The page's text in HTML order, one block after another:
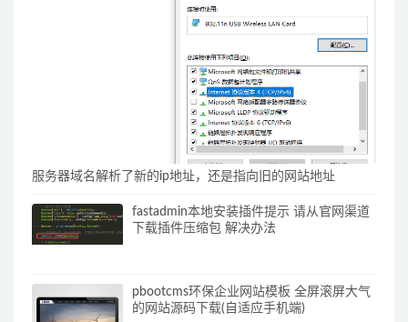
服务器域名解析了新的ip地址，还是指向旧的网站地址
fastadmin本地安装插件提示 请从官网渠道
下载插件压缩包 解决办法
pbootcms环保企业网站模板 全屏滚屏大气
的网站源码下载(自适应手机端)